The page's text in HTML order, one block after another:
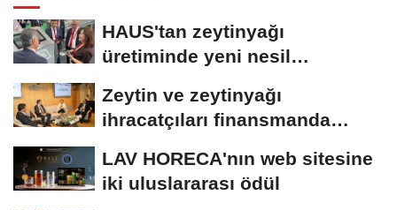
HAUS'tan zeytinyağı
üretiminde yeni nesil
Zeytin ve zeytinyağı
ihracatçıları finansmanda
LAV HORECA'nın web sitesine
iki uluslararası ödül